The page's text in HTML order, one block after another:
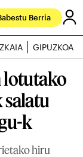
Berria
GIPUZKOA
lotutako
k
hiru